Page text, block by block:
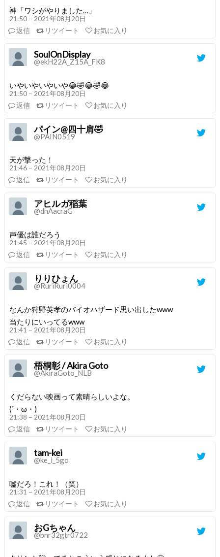
神「ワシがやりました…」
21:50 – 2021年08月20日
返信
リツイート お気に入り
SoulOnDisplay
@ekH22A_Z15A_FK8
いやいやいやいや😂🤣😂🤣😂
21:50 – 2021年08月20日
返信
リツイート お気に入り
パイン@四十肩🤣
@PAIN0519
天が撃った！
21:46 – 2021年08月20日
返信
リツイート お気に入り
アヒルガ稲葉
@dnAacraG
声優は誰だろう
21:45 – 2021年08月20日
返信
リツイート お気に入り
りりひょん
@RuriRuri0004
なんか狩野英孝のバイオハザード思い出したwww
当たりにいってるwww
21:41 – 2021年08月20日
返信
リツイート お気に入り
梧桐彰 / Akira Goto
@AkiraGoto_NLB
くだらない映画って素晴らしいよな。
(´・ω・)
21:38 – 2021年08月20日
返信
リツイート お気に入り
tam-kei
@ke_i_5go
嘘だろ！これ！（笑）
21:31 – 2021年08月20日
返信
リツイート お気に入り
おGちゃん
@bnr32gtr0722